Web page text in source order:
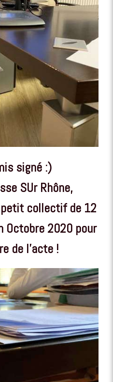
signé :)
SUr Rhône,
collectif de 12
Octobre 2020 pour
de l'acte !